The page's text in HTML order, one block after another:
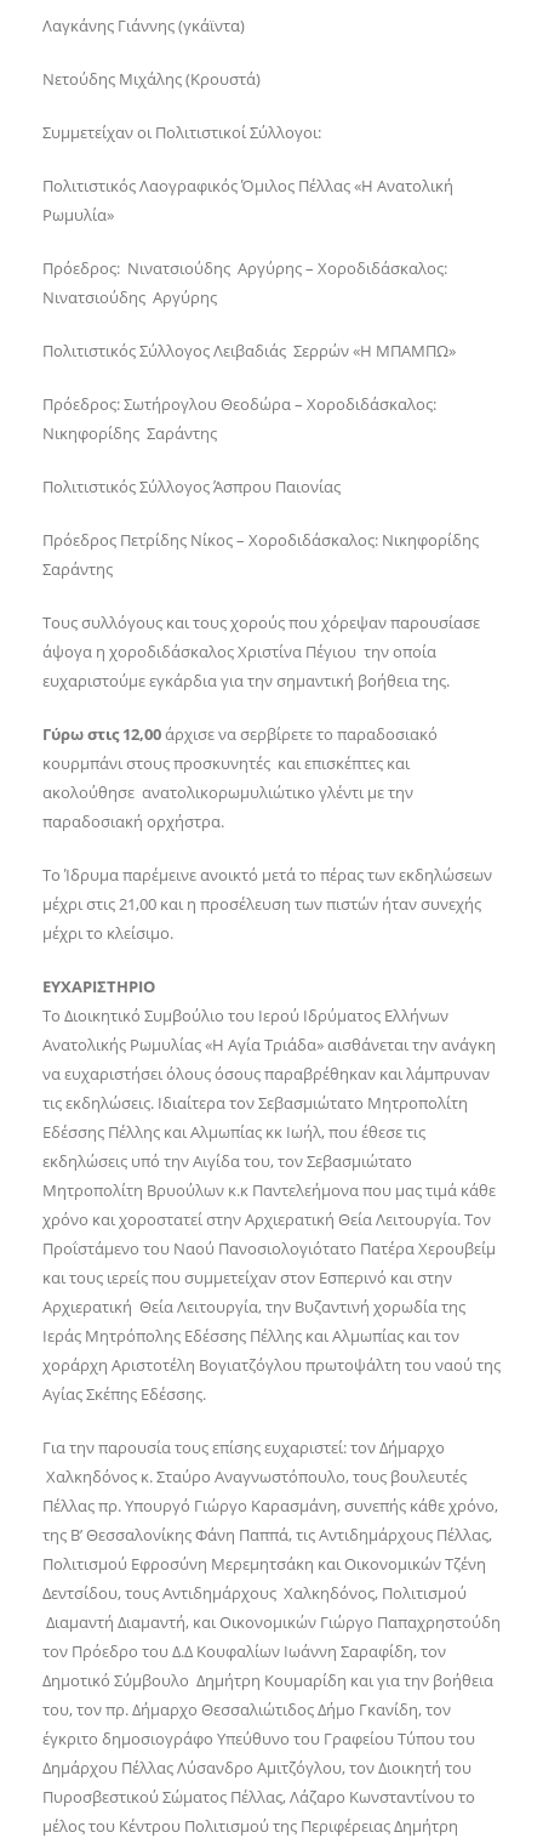
Λαγκάνης Γιάννης (γκάϊντα)
Νετούδης Μιχάλης (Κρουστά)
Συμμετείχαν οι Πολιτιστικοί Σύλλογοι:
Πολιτιστικός Λαογραφικός Όμιλος Πέλλας «Η Ανατολική
Ρωμυλία»
Πρόεδρος: Νινατσιούδης Αργύρης – Χοροδιδάσκαλος:
Νινατσιούδης Αργύρης
Πολιτιστικός Σύλλογος Λειβαδιάς Σερρών «Η ΜΠΑΜΠΩ»
Πρόεδρος: Σωτήρογλου Θεοδώρα – Χοροδιδάσκαλος:
Νικηφορίδης Σαράντης
Πολιτιστικός Σύλλογος Άσπρου Παιονίας
Πρόεδρος Πετρίδης Νίκος – Χοροδιδάσκαλος: Νικηφορίδης
Σαράντης
Τους συλλόγους και τους χορούς που χόρεψαν παρουσίασε
άψογα η χοροδιδάσκαλος Χριστίνα Πέγιου την οποία
ευχαριστούμε εγκάρδια για την σημαντική βοήθεια της.
Γύρω στις 12,00άρχισε να σερβίρετε το παραδοσιακό
κουρμπάνι στους προσκυνητές και επισκέπτες και
ακολούθησε ανατολικορωμυλιώτικο γλέντι με την
παραδοσιακή ορχήστρα.
Το Ίδρυμα παρέμεινε ανοικτό μετά το πέρας των εκδηλώσεων
μέχρι στις 21,00 και η προσέλευση των πιστών ήταν συνεχής
μέχρι το κλείσιμο.
ΕΥΧΑΡΙΣΤΗΡΙΟ
Το Διοικητικό Συμβούλιο του Ιερού Ιδρύματος Ελλήνων
Ανατολικής Ρωμυλίας «Η Αγία Τριάδα» αισθάνεται την ανάγκη
να ευχαριστήσει όλους όσους παραβρέθηκαν και λάμπρυναν
τις εκδηλώσεις. Ιδιαίτερα τον Σεβασμιώτατο Μητροπολίτη
Εδέσσης Πέλλης και Αλμωπίας κκ Ιωήλ, που έθεσε τις
εκδηλώσεις υπό την Αιγίδα του, τον Σεβασμιώτατο
Μητροπολίτη Βρυούλων κ.κ Παντελεήμονα που μας τιμά κάθε
χρόνο και χοροστατεί στην Αρχιερατική Θεία Λειτουργία. Τον
Προΐστάμενο του Ναού Πανοσιολογιότατο Πατέρα Χερουβείμ
και τους ιερείς που συμμετείχαν στον Εσπερινό και στην
Αρχιερατική Θεία Λειτουργία, την Βυζαντινή χορωδία της
Ιεράς Μητρόπολης Εδέσσης Πέλλης και Αλμωπίας και τον
χοράρχη Αριστοτέλη Βογιατζόγλου πρωτοψάλτη του ναού της
Αγίας Σκέπης Εδέσσης.
Για την παρουσία τους επίσης ευχαριστεί: τον Δήμαρχο
Χαλκηδόνος κ. Σταύρο Αναγνωστόπουλο, τους βουλευτές
Πέλλας πρ. Υπουργό Γιώργο Καρασμάνη, συνεπής κάθε χρόνο,
της Β’ Θεσσαλονίκης Φάνη Παππά, τις Αντιδημάρχους Πέλλας,
Πολιτισμού Εφροσύνη Μερεμητσάκη και Οικονομικών Τζένη
Δεντσίδου, τους Αντιδημάρχους Χαλκηδόνος, Πολιτισμού
Διαμαντή Διαμαντή, και Οικονομικών Γιώργο Παπαχρηστούδη
τον Πρόεδρο του Δ.Δ Κουφαλίων Ιωάννη Σαραφίδη, τον
Δημοτικό Σύμβουλο Δημήτρη Κουμαρίδη και για την βοήθεια
του, τον πρ. Δήμαρχο Θεσσαλιώτιδος Δήμο Γκανίδη, τον
έγκριτο δημοσιογράφο Υπεύθυνο του Γραφείου Τύπου του
Δημάρχου Πέλλας Λύσανδρο Αμιτζόγλου, τον Διοικητή του
Πυροσβεστικού Σώματος Πέλλας, Λάζαρο Κωνσταντίνου το
μέλος του Κέντρου Πολιτισμού της Περιφέρειας Δημήτρη